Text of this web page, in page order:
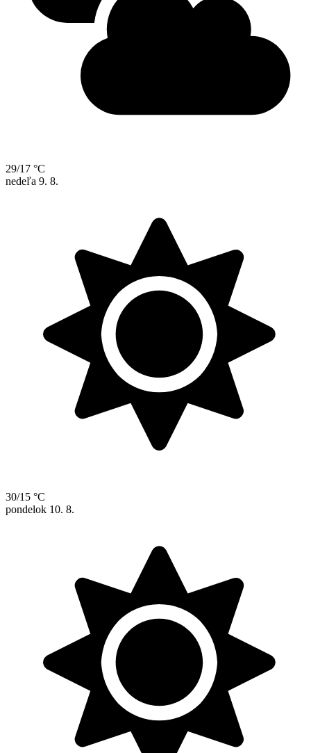
29/17 °C
nedeľa 9. 8.
30/15 °C
pondelok 10. 8.